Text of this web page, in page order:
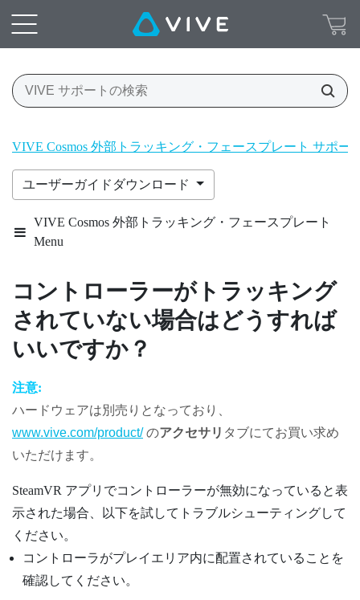
VIVE Cosmos 外部トラッキング・フェースプレート サポー
ユーザーガイドダウンロード
VIVE Cosmos 外部トラッキング・フェースプレート
Menu
コントローラーがトラッキング
されていない場合はどうすれば
いいですか？
注意:
ハードウェアは別売りとなっており、
www.vive.com/product/のアクセサリ タブにてお買い求め
いただけます。
SteamVR アプリでコントローラーが無効になっていると表
示された場合、以下を試してトラブルシューティングして
ください。
コントローラがプレイエリア内に配置されていることを
確認してください。